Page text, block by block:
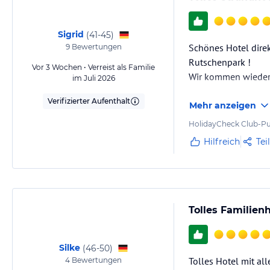
Sigrid (41-45)
9Bewertungen
Vor 3 Wochen • Verreist als Familie
im Juli 2026
Verifizierter Aufenthalt
Schönes Hotel
Rutschenpark !
Wir kommen wieder
Mehr anzeigen
HolidayCheck Club-
Hilfreich
Silke (46-50)
4 Bewertungen
Tolles
Tolles Hotel mit